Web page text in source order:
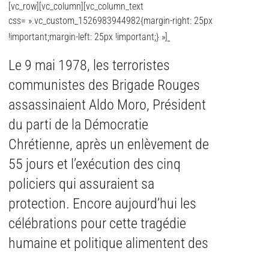
[vc_row][vc_column][vc_column_text
css= ».vc_custom_1526983944982{margin-right: 25px
!important;margin-left: 25px !important;} »]
Le 9 mai 1978, les terroristes
communistes des Brigade Rouges
assassinaient Aldo Moro, Président
du parti de la Démocratie
Chrétienne, après un enlèvement de
55 jours et l’exécution des cinq
policiers qui assuraient sa
protection. Encore aujourd’hui les
célébrations pour cette tragédie
humaine et politique alimentent des